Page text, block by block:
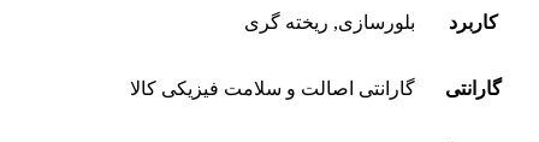
کاربرد بلورسازی, ریخته گری
گارانتی گارانتی اصالت و سلامت فیزیکی کالا